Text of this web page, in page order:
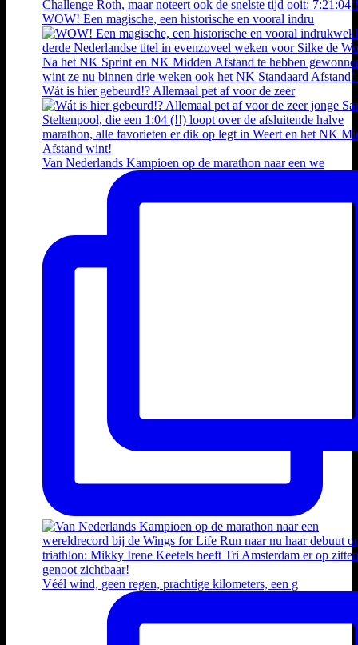
WOW! Een magische, een historische en vooral indru
Wát is hier gebeurd!? Allemaal pet af voor de zeer
Van Nederlands Kampioen op de marathon naar een we
Véél wind, geen regen, prachtige kilometers, een g